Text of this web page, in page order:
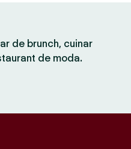
de brunch, cuinar
de moda.